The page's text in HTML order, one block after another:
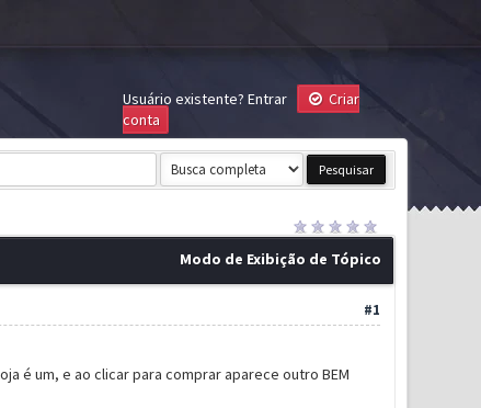
Usuário existente? Entrar
Criar
conta
Modo de Exibição de Tópico
#1
é um, e ao clicar para comprar aparece outro BEM